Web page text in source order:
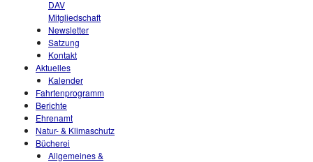
DAV
Mitgliedschaft
Newsletter
Satzung
Kontakt
Aktuelles
Kalender
Fahrtenprogramm
Berichte
Ehrenamt
Natur- & Klimaschutz
Bücherei
Allgemeines &